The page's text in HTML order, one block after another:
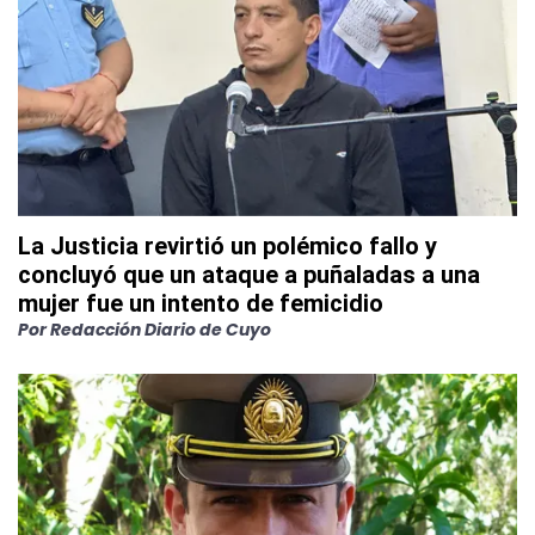
La Justicia revirtió un polémico fallo y
concluyó que un ataque a puñaladas a una
mujer fue un intento de femicidio
PorRedacción Diario de Cuyo